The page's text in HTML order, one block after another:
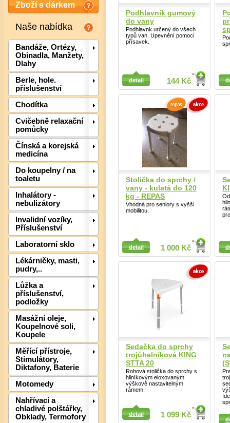
Zboží s dárkem
Naše nabídka
Bandáže, Ortézy,
Obinadla, Manžety,
Dlahy
Berle, hole.
příslušenství
Chodítka
Cvičebně relaxační
pomůcky
Čínská a korejská
medicína
Do koupelny / na
toaletu
Inhalátory -
nebulizátory
Invalidní vozíky,
Příslušenství
Laboratorní sklo
Lékárničky, masti,
pudry,..
Lůžka a
příslušenství,
podložky
Masážní oleje,
Koupelnové soli,
Koupele
Měřící přístroje,
Stimulátory,
Diktafony, Baterie
Motomedy
Nahřívací a
chladivé polštářky,
Obklady, Termofory
Podhlavník gumový
do vany
Podhlavnk určený do všech
typů van. Upevnění pomocí
přísavek.
144 Kč
detail
Detail
Detail
Stolička do sprchy /
vany - kulatá do 120
kg - REPAS
Vhodná pro seniory s vyšší
mobilitou.
1 000 Kč
detail
Detail
Detail
Sedačka do sprchy
trojúhelníková KING
STTA 20
Rohová stolička do sprchy s
hliníkovým eloxovaným
výškově nastavitelným
rámem.
1 099 Kč
detail
Detail
Detail